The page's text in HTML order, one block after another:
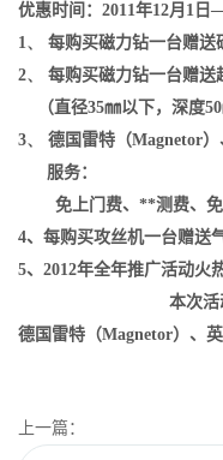
优惠时间： 2011年12月 1 日
1、
每购买磁力钻一台赠送
2、
每购买磁力钻一台赠送
（直径35㎜以下，深度50
3、
德国雷特（Magnetor
服务：
免上门费、**测费、
4、每购买攻丝机一台赠送
5、 2012年全年推广活动火
本次活
德国雷特（Magnetor）、
上一篇：